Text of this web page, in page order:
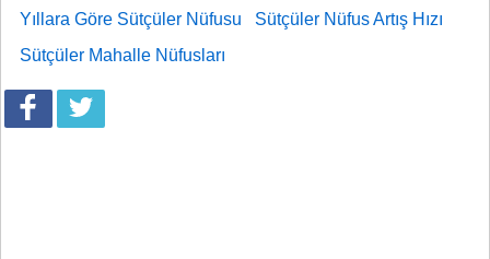
Yıllara Göre Sütçüler Nüfusu
Sütçüler Nüfus Artış Hızı
Sütçüler Mahalle Nüfusları